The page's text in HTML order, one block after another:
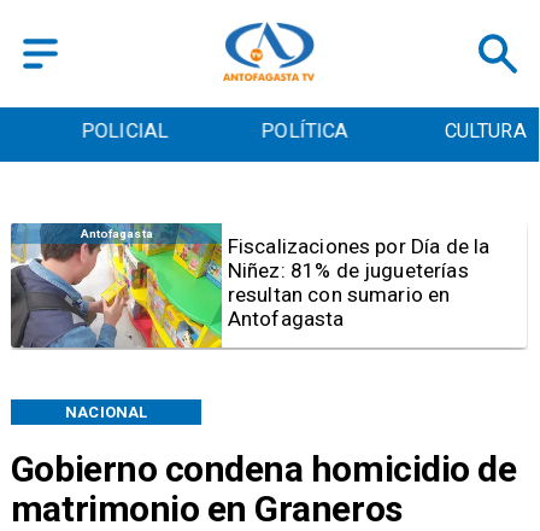
POLICIAL POLÍTICA CULTURA
Gobierno condena homicidio de
matrimonio en Graneros
NACIONAL
Antofagasta
Tribunal frena opción de pena
mixta para Karen Rojo por ahora